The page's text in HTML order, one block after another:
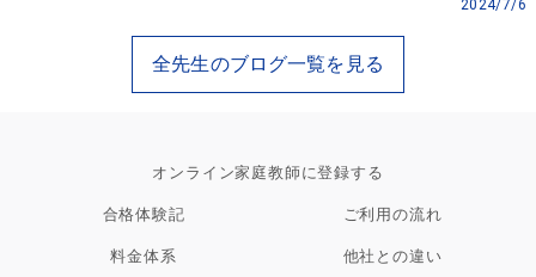
2024/7/6
全先生のブログ一覧を見る
オンライン家庭教師に登録する
合格体験記
ご利用の流れ
料金体系
他社との違い